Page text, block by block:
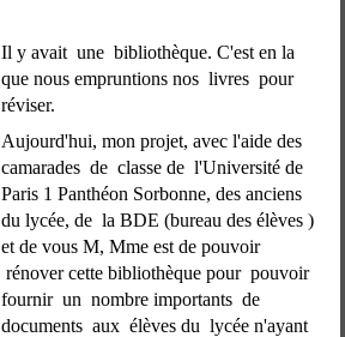
Il y avait  une  bibliothèque. C'est en la
que nous empruntions nos  livres  pour
réviser.
Aujourd'hui, mon projet, avec l'aide des
camarades  de  classe de  l'Université de
Paris 1 Panthéon Sorbonne, des anciens
du lycée, de  la BDE (bureau des élèves )
et de vous M, Mme est de pouvoir
rénover cette bibliothèque pour  pouvoir
fournir  un  nombre importants  de
documents  aux  élèves du  lycée n'ayant